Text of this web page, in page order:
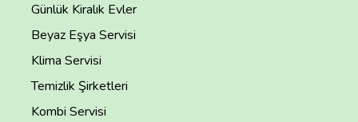
Günlük Kiralık Evler
Beyaz Eşya Servisi
Klima Servisi
Temizlik Şirketleri
Kombi Servisi